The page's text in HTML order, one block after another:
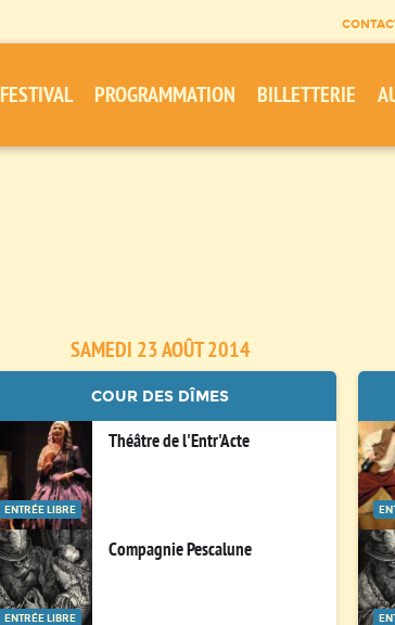
FESTIVAL PROGRAMMATION BILLETTERIE
SAMEDI 23 AOÛT 2014
COUR DES DÎMES
ENTRÉE LIBRE
Théâtre de l'Entr'Acte
ENTRÉE LIBRE
Compagnie Pescalune